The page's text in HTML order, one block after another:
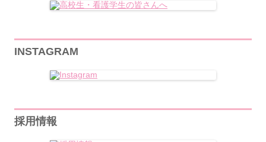
INSTAGRAM
採用情報